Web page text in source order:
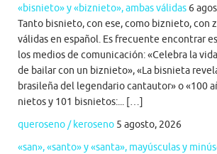
«bisnieto» y «biznieto», ambas válidas 6
Tanto bisnieto, con ese, como biznieto, con
válidas en español. Es frecuente encontrar
los medios de comunicación: «Celebra la
de bailar con un biznieto», «La bisnieta
brasileña del legendario cantautor» o «100
nietos y 101 bisnietos:... […]
queroseno / keroseno 5 agosto, 2026
«san», «santo» y «santa», mayúsculas y